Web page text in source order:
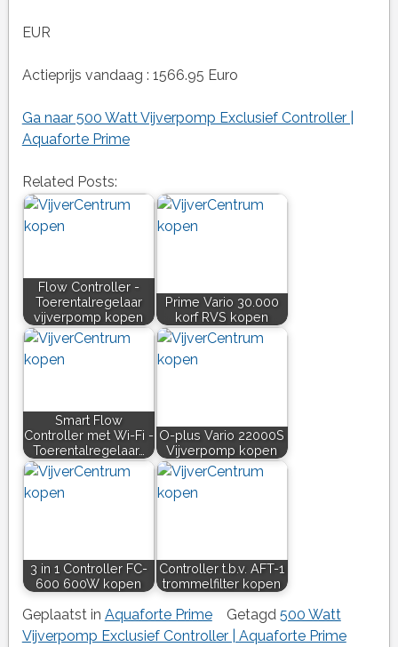
EUR
Actieprijs vandaag : 1566.95 Euro
Ga naar 500 Watt Vijverpomp Exclusief Controller |
Aquaforte Prime
Related Posts:
Flow Controller -
Toerentalregelaar
vijverpomp kopen
Prime Vario 30.000
korf RVS kopen
Smart Flow
Controller met Wi-Fi -
Toerentalregelaar…
O-plus Vario 22000S
Vijverpomp kopen
3 in 1 Controller FC-
600 600W kopen
Controller t.b.v. AFT-1
trommelfilter kopen
Geplaatst in Aquaforte Prime Getagd 500 Watt
Vijverpomp Exclusief Controller | Aquaforte Prime